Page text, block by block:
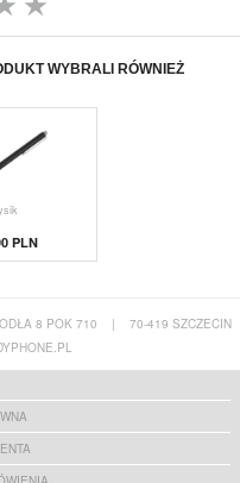
WYBRALI RÓWNIEŻ
PLN
8 POK 710 |
70-419 SZCZECIN